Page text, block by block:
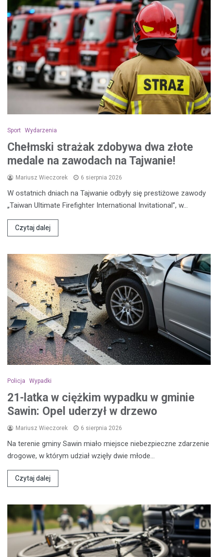
Sport Wydarzenia
Chełmski strażak zdobywa dwa złote
medale na zawodach na Tajwanie!
Mariusz Wieczorek 6 sierpnia 2026
W ostatnich dniach na Tajwanie odbyły się prestiżowe zawody
„Taiwan Ultimate Firefighter International Invitational”, w…
Czytaj dalej
Policja Wypadki
21-latka w ciężkim wypadku w gminie
Sawin: Opel uderzył w drzewo
Mariusz Wieczorek 6 sierpnia 2026
Na terenie gminy Sawin miało miejsce niebezpieczne zdarzenie
drogowe, w którym udział wzięły dwie młode…
Czytaj dalej